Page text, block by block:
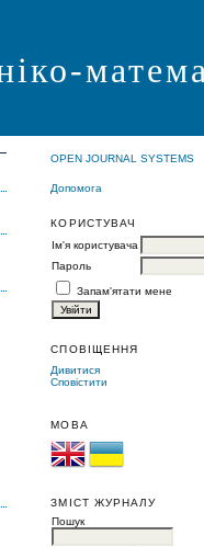
OPEN JOURNAL SYSTEMS
Допомога
КОРИСТУВАЧ
Ім'я користувача
Пароль
Запам'ятати мене
СПОВІЩЕННЯ
Дивитися
Сповістити
МОВА
ЗМІСТ ЖУРНАЛУ
Пошук